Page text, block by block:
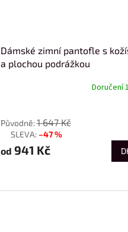
Dámské zimní pantofle s
a plochou podrážkou
Doručení
1 647 Kč
–47 %
od 941 Kč